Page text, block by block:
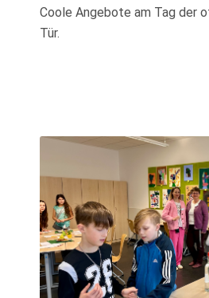
Coole Angebote am Tag der
Tür.